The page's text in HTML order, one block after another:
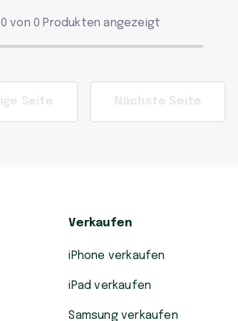
0 von 0 Produkten angezeigt
Verkaufen
iPhone verkaufen
iPad verkaufen
Samsung verkaufen